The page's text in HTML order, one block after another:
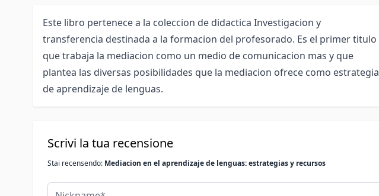
Este libro pertenece a la coleccion de didactica Investigacion y
transferencia destinada a la formacion del profesorado. Es el primer titulo
que trabaja la mediacion como un medio de comunicacion mas y que
plantea las diversas posibilidades que la mediacion ofrece como estrategia
de aprendizaje de lenguas.
Scrivi la tua recensione
Stai recensendo: Mediacion en el aprendizaje de lenguas: estrategias y recursos
Nickname